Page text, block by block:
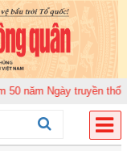
Ngày truyền thống